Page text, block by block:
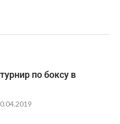
по боксу в